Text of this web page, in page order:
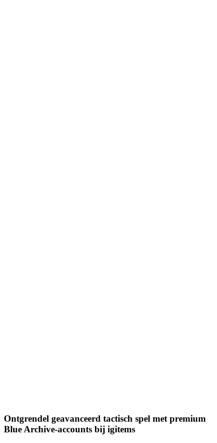
Ontgrendel geavanceerd tactisch spel met premium
Blue Archive-accounts bij igitems